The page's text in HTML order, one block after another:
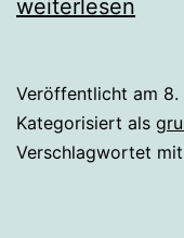
weiterlesen
Veröffentlicht am 8.
Kategorisiert als
Verschlagwortet mit